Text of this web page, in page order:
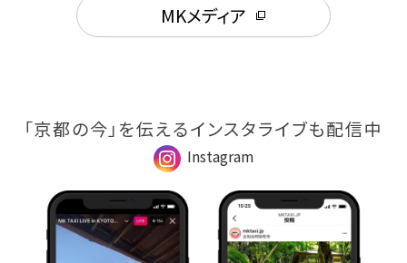
MKメディア
「京都の今」を伝えるインスタライブも配信中
Instagram